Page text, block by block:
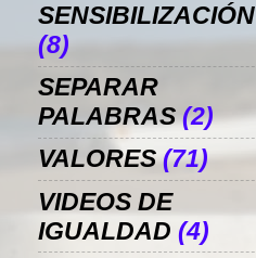
SENSIBILIZACIÓN
(8)
SEPARAR
PALABRAS (2)
VALORES (71)
VIDEOS DE
IGUALDAD (4)